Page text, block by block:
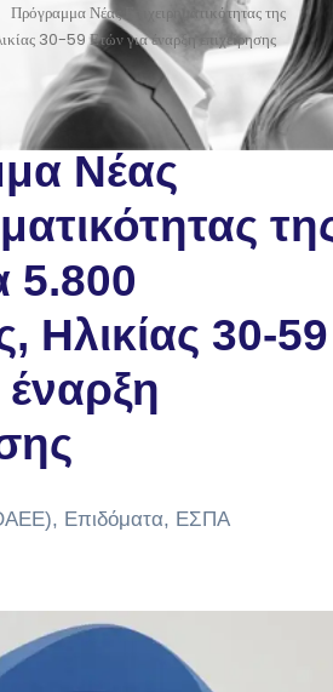
Πρόγραμμα Νέας Επιχειρηματικότητας της
30-59 Ετών για έναρξη επιχείρησης
Νέας
5.800
Ηλικίας 30-59
, Επιδόματα, ΕΣΠΑ